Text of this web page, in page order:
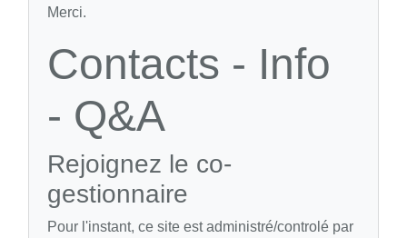
Merci.
Contacts - Info
- Q&A
Rejoignez le co-
gestionnaire
Pour l'instant, ce site est administré/controlé par